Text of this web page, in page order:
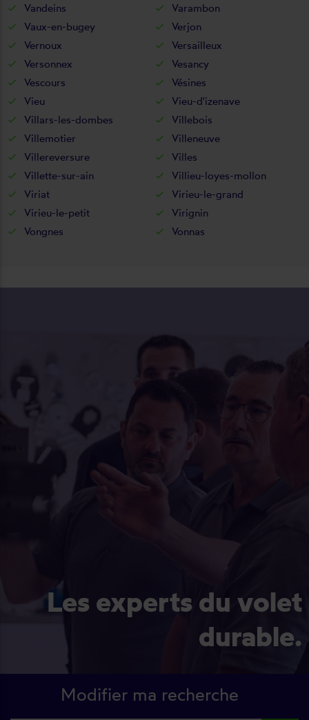
Vandeins
Varambon
Vaux-en-bugey
Verjon
Vernoux
Versailleux
Versonnex
Vesancy
Vescours
Vésines
Vieu
Vieu-d'izenave
Villars-les-dombes
Villebois
Villemotier
Villeneuve
Villereversure
Villes
Villette-sur-ain
Villieu-loyes-mollon
Viriat
Virieu-le-grand
Virieu-le-petit
Virignin
Vongnes
Vonnas
Les experts du volet
durable.
Modifier ma recherche